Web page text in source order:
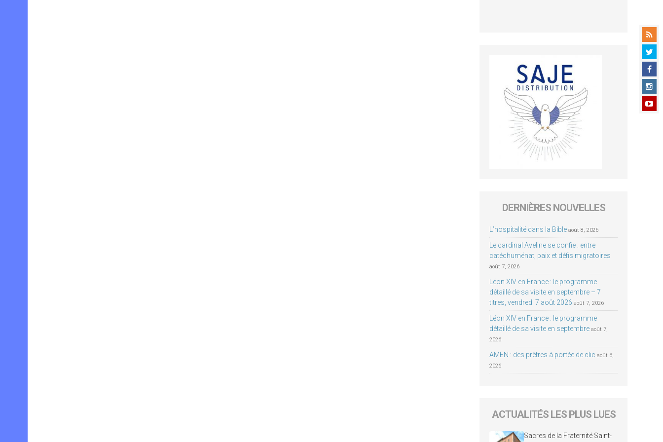
DERNIÈRES NOUVELLES
L’hospitalité dans la Bible août 8, 2026
Le cardinal Aveline se confie : entre
catéchuménat, paix et défis migratoires
août 7, 2026
Léon XIV en France : le programme
détaillé de sa visite en septembre – 7
titres, vendredi 7 août 2026 août 7, 2026
Léon XIV en France : le programme
détaillé de sa visite en septembre août 7,
2026
AMEN : des prêtres à portée de clic août 6,
2026
ACTUALITÉS LES PLUS LUES
Sacres de la Fraternité Saint-